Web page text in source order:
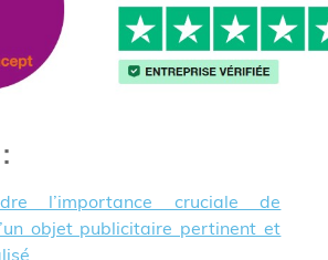
l’importance cruciale de
objet publicitaire pertinent et